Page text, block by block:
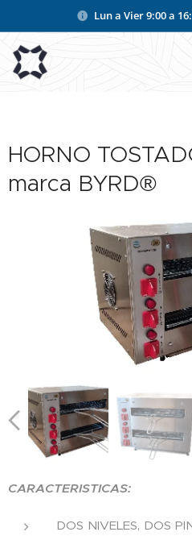
Lun a Vier 9:00 a
HORNO
marca BYRD®
CARACTERISTICAS:
DOS NIVELES, DOS